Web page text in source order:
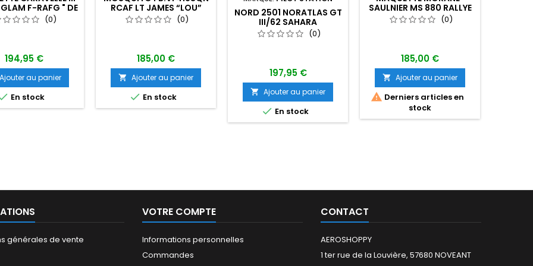
F-RAFG " DE
GAULLE" (0)
194,95 €
Ajouter au panier
En stock
RCAF LT JAMES “LOU”
LUMA , F/O COLIN
FINLAYSON
(0)
185,00 €
 Ajouter au panier
 En stock
NORD 2501 NORATLAS GT
III/62 SAHARA
(0)
197,95 €
 Ajouter au panier
 En stock
SAULNIER MS 880 RALLYE
(0)
185,00 €
 Ajouter au panier
 Derniers articles en
stock
générales de vente
VOTRE COMPTE
Informations personnelles
Commandes
CONTACT
AEROSHOPPY
1 ter rue de la Louvière, 57680 NOVEANT